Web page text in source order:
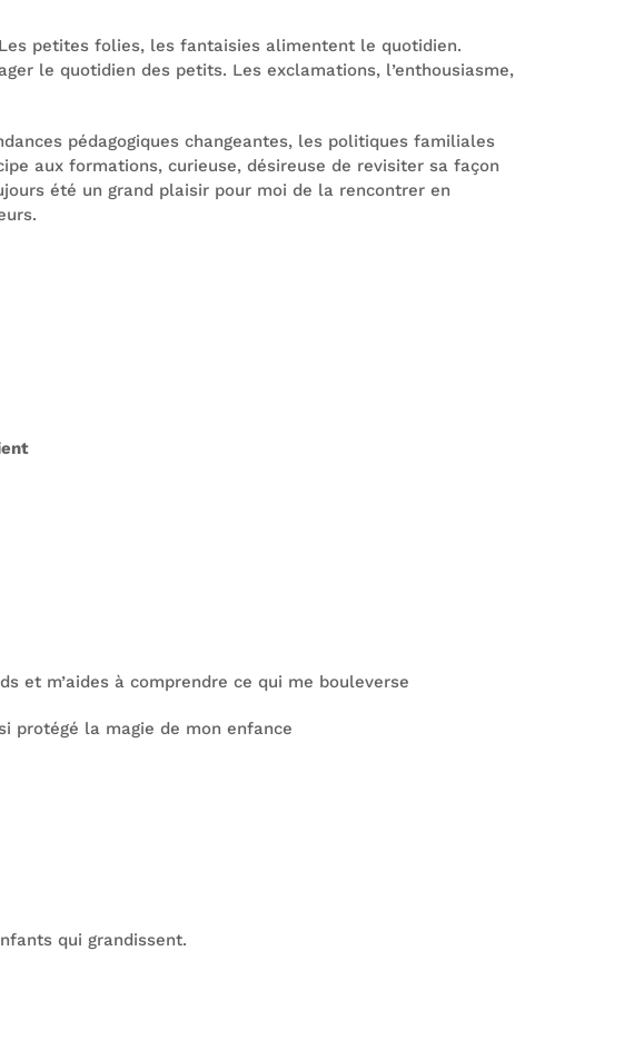
petites folies, les fantaisies alimentent le quotidien.
le quotidien des petits. Les exclamations, l’enthousiasme,
pédagogiques changeantes, les politiques familiales
aux formations, curieuse, désireuse de revisiter sa façon
été un grand plaisir pour moi de la rencontrer en
et m’aides à comprendre ce qui me bouleverse
protégé la magie de mon enfance
qui grandissent.